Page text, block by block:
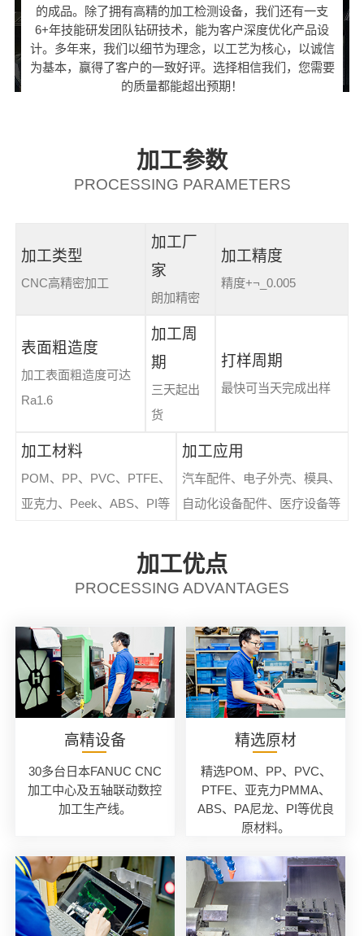
的成品。除了拥有高精的加工检测设备，我们还有一支
6+年技能研发团队钻研技术，能为客户深度优化产品设
计。多年来，我们以细节为理念，以工艺为核心，以诚信
为基本，赢得了客户的一致好评。选择相信我们，您需要
的质量都能超出预期！
加工参数
PROCESSING PARAMETERS
加工类型
CNC高精密加工
加工厂
家
朗加精密
加工精度
精度+¬_0.005
表面粗造度
加工表面粗造度可达
Ra1.6
加工周
期
三天起出
货
打样周期
最快可当天完成出样
加工材料
POM、PP、PVC、PTFE、
亚克力、Peek、ABS、PI等
加工应用
汽车配件、电子外壳、模具、
自动化设备配件、医疗设备等
加工优点
PROCESSING ADVANTAGES
高精设备
30多台日本FANUC CNC
加工中心及五轴联动数控
加工生产线。
精选原材
精选POM、PP、PVC、
PTFE、亚克力PMMA、
ABS、PA尼龙、PI等优良
原材料。